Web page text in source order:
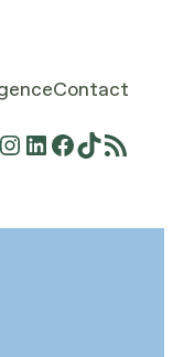
Contact
Instagram
LinkedIn
Facebook
TikTok
Flux RSS